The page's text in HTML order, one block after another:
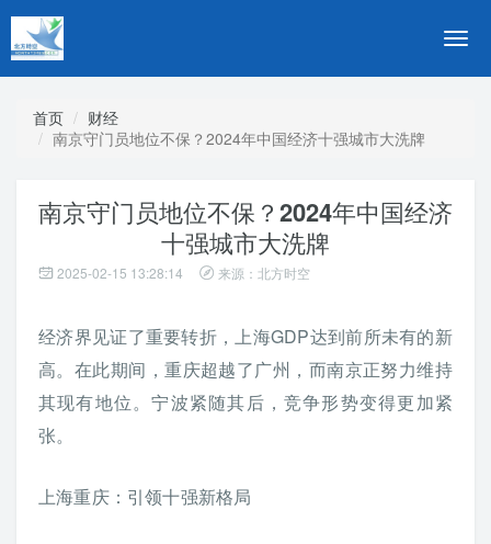
切
导
首页
财经
南京守门员地位不保？2024年中国经济十强城市大洗牌
南京守门员地位不保？2024年中国经济
十强城市大洗牌
2025-02-15 13:28:14 来源：北方时空
经济界见证了重要转折，上海GDP达到前所未有的新
高。在此期间，重庆超越了广州，而南京正努力维持
其现有地位。宁波紧随其后，竞争形势变得更加紧
张。
上海重庆：引领十强新格局